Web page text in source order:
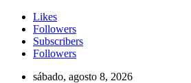
Likes
Followers
Subscribers
Followers
sábado, agosto 8, 2026